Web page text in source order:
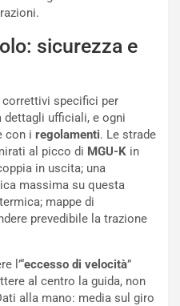
sicurezza e
specifici per
ufficiali, e ogni
con i regolamenti. Le strade
al picco di MGU-K in
in uscita; una
massima su questa
mappe di
prevedibile la trazione
l’“eccesso di velocità”
al centro la guida, non
alla mano: media sul giro